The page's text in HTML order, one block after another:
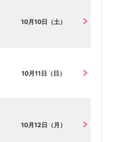
10月10日（土）
10月11日（日）
10月12日（月）